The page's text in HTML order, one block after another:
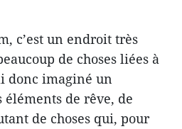
c’est un endroit très
de choses liées à
donc imaginé un
de rêve, de
de choses qui, pour